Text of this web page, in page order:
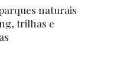
naturais
trilhas e